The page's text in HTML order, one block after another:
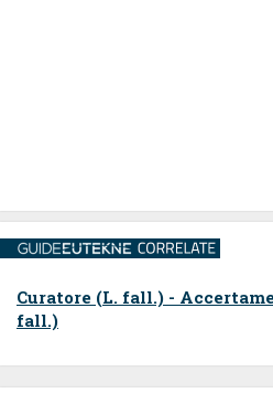
Curatore (L. fall.) - Accertamento del passivo (L.
fall.)